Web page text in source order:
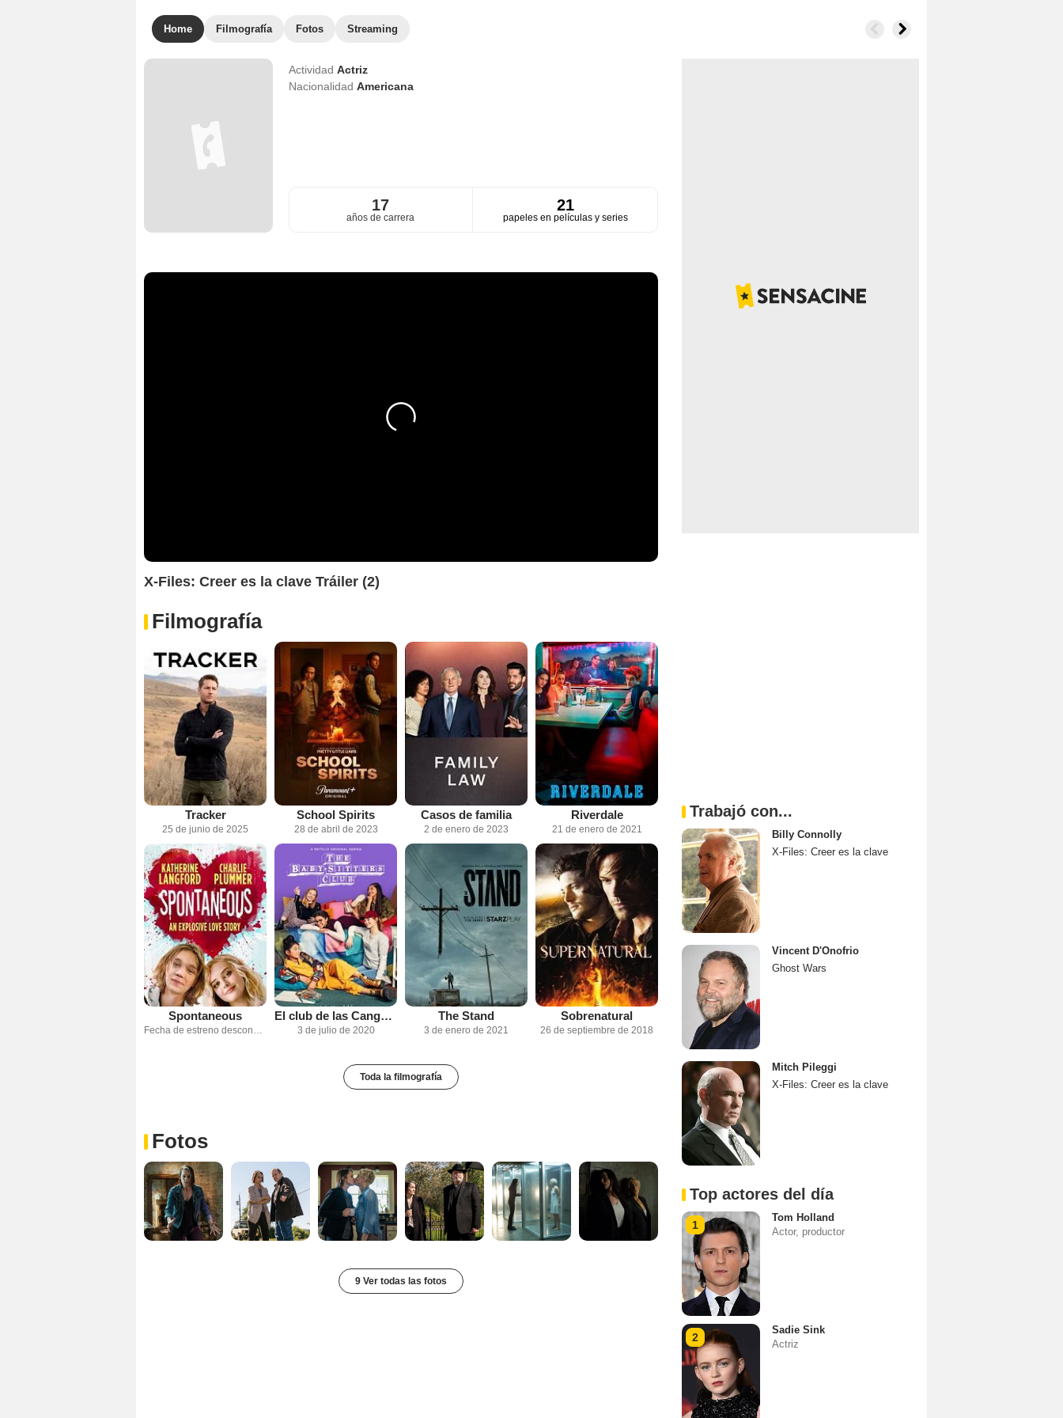
Home Filmografía Fotos Streaming
Actividad Actriz
Nacionalidad Americana
17
años de carrera
21
papeles en películas y series
X-Files: Creer es la clave Tráiler (2)
Filmografía
Tracker
25 de junio de 2025
School Spirits
28 de abril de 2023
Casos de familia
2 de enero de 2023
Riverdale
21 de enero de 2021
Spontaneous
Fecha de estreno desconocida
El club de las Canguro
3 de julio de 2020
The Stand
3 de enero de 2021
Sobrenatural
26 de septiembre de 2018
Toda la filmografía
Fotos
9 Ver todas las fotos
Trabajó con...
Billy Connolly
X-Files: Creer es la clave
Vincent D'Onofrio
Ghost Wars
Mitch Pileggi
X-Files: Creer es la clave
Top actores del día
1
Tom Holland
Actor, productor
2
Sadie Sink
Actriz